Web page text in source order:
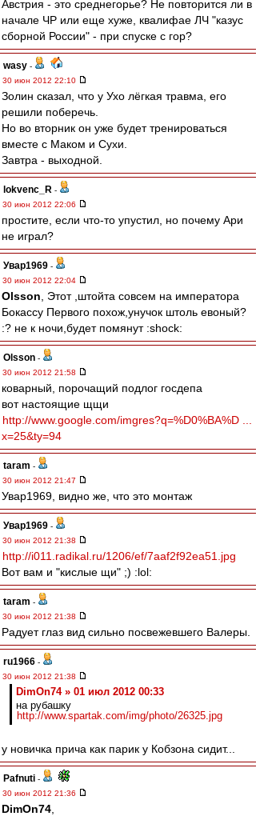
Австрия - это среднегорье? Не повторится ли в
начале ЧР или еще хуже, квалифае ЛЧ "казус
сборной России" - при спуске с гор?
wasy -
30 июн 2012 22:10
Золин сказал, что у Ухо лёгкая травма, его
решили поберечь.
Но во вторник он уже будет тренироваться
вместе с Маком и Сухи.
Завтра - выходной.
lokvenc_R -
30 июн 2012 22:06
простите, если что-то упустил, но почему Ари
не играл?
Увар1969 -
30 июн 2012 22:04
Olsson , Этот ,штойта совсем на императора
Бокассу Первого похож,унучок штоль евоный?
:? не к ночи,будет помянут :shock:
Olsson -
30 июн 2012 21:58
коварный, порочащий подлог госдепа
вот настоящие щщи
http://www.google.com/imgres?q=%D0%BA%D ...
x=25&ty=94
taram -
30 июн 2012 21:47
Увар1969, видно же, что это монтаж
Увар1969 -
30 июн 2012 21:38
http://i011.radikal.ru/1206/ef/7aaf2f92ea51.jpg
Вот вам и "кислые щи" ;) :lol:
taram -
30 июн 2012 21:38
Радует глаз вид сильно посвежевшего Валеры.
ru1966 -
30 июн 2012 21:38
DimOn74 » 01 июл 2012 00:33
на рубашку
http://www.spartak.com/img/photo/26325.jpg
у новичка прича как парик у Кобзона сидит...
Pafnuti -
30 июн 2012 21:36
DimOn74